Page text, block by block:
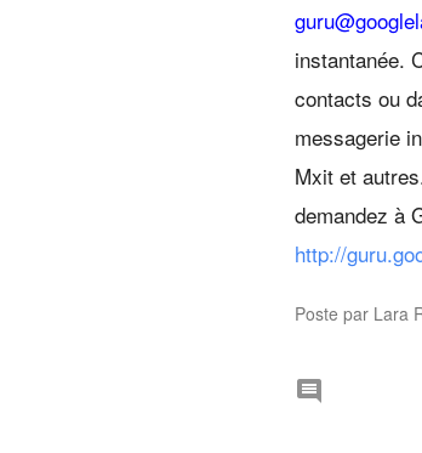
instantanée.
contacts ou
messagerie
Mxit et
demandez à
http://
Poste par Lara
